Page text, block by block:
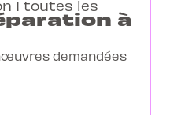
à
demandées